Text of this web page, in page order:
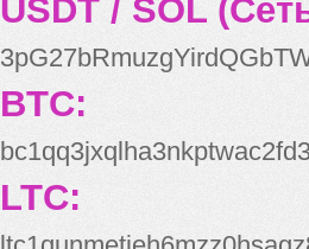
USDT / SOL
BTC:
LTC: